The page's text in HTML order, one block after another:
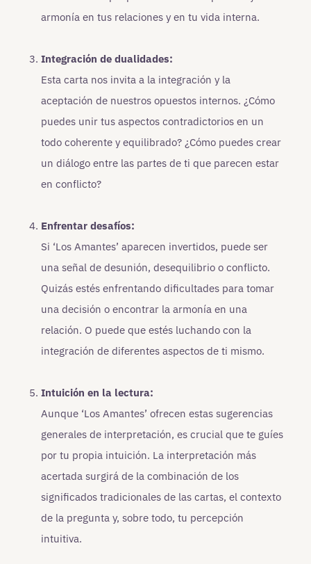
armonía en tus relaciones y en tu vida interna.
Integración de dualidades:
Esta carta nos invita a la integración y la
aceptación de nuestros opuestos internos. ¿Cómo
puedes unir tus aspectos contradictorios en un
todo coherente y equilibrado? ¿Cómo puedes crear
un diálogo entre las partes de ti que parecen estar
en conflicto?
Enfrentar desafíos:
Si ‘Los Amantes’ aparecen invertidos, puede ser
una señal de desunión, desequilibrio o conflicto.
Quizás estés enfrentando dificultades para tomar
una decisión o encontrar la armonía en una
relación. O puede que estés luchando con la
integración de diferentes aspectos de ti mismo.
Intuición en la lectura:
Aunque ‘Los Amantes’ ofrecen estas sugerencias
generales de interpretación, es crucial que te guíes
por tu propia intuición. La interpretación más
acertada surgirá de la combinación de los
significados tradicionales de las cartas, el contexto
de la pregunta y, sobre todo, tu percepción
intuitiva.